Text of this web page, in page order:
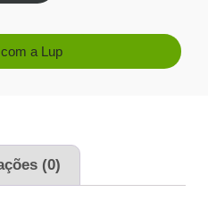
a Lup
(0)